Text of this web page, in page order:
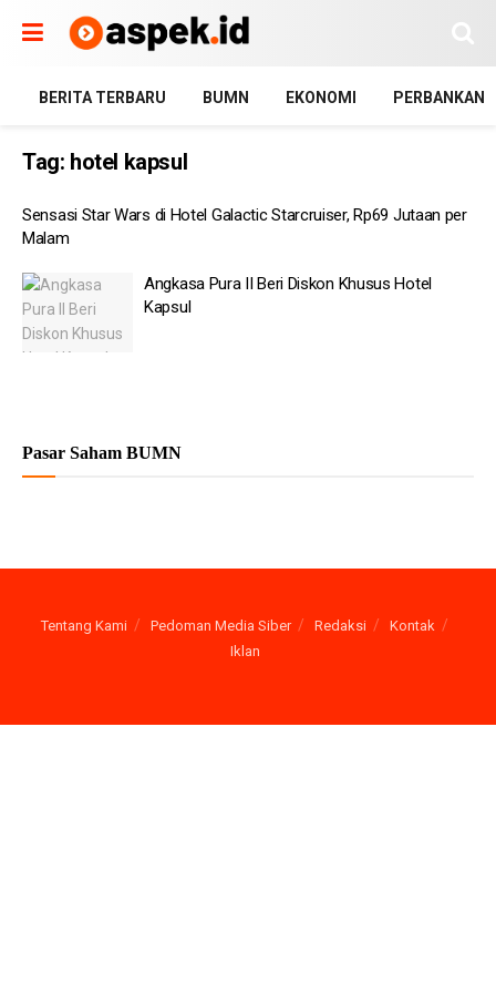
BERITA TERBARU BUMN EKONOMI PERBANKAN
Tag: hotel kapsul
Sensasi Star Wars di Hotel Galactic Starcruiser, Rp69 Jutaan per
Malam
Angkasa Pura II Beri Diskon Khusus Hotel
Kapsul
Pasar Saham BUMN
Tentang Kami Pedoman Media Siber Redaksi
Kontak
Iklan